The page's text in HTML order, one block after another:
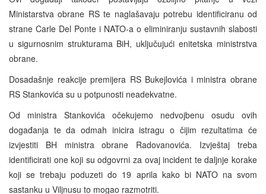
Ministarstva obrane RS te naglašavaju potrebu identificiranu od
strane Carle Del Ponte i NATO-a o eliminiranju sustavnih slabosti
u sigurnosnim strukturama BiH, uključujući enitetska ministrstva
obrane.
Dosadašnje reakcije premijera RS Bukejlovića i ministra obrane
RS Stankovića su u potpunosti neadekvatne.
Od ministra Stankovića očekujemo nedvojbenu osudu ovih
događanja te da odmah inicira istragu o čijim rezultatima će
izvjestiti BH ministra obrane Radovanovića. Izvještaj treba
identificirati one koji su odgovrni za ovaj incident te daljnje korake
koji se trebaju poduzeti do 19 aprila kako bi NATO na svom
sastanku u Viljnusu to mogao razmotriti.